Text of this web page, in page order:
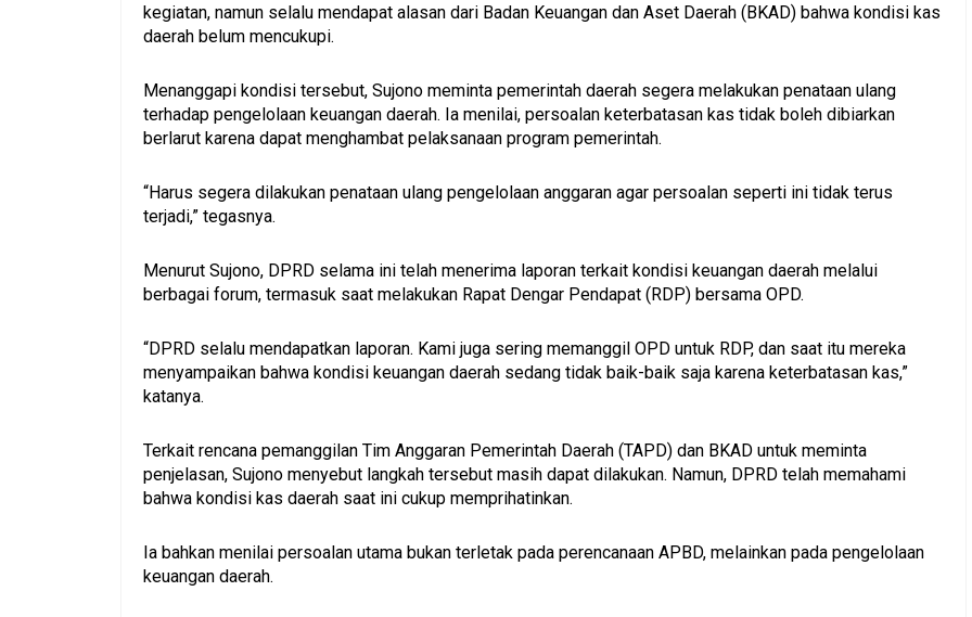
kegiatan, namun selalu mendapat alasan dari Badan Keuangan dan Aset Daerah (BKAD) bahwa kondisi kas
daerah belum mencukupi.
Menanggapi kondisi tersebut, Sujono meminta pemerintah daerah segera melakukan penataan ulang
terhadap pengelolaan keuangan daerah. Ia menilai, persoalan keterbatasan kas tidak boleh dibiarkan
berlarut karena dapat menghambat pelaksanaan program pemerintah.
“Harus segera dilakukan penataan ulang pengelolaan anggaran agar persoalan seperti ini tidak terus
terjadi,” tegasnya.
Menurut Sujono, DPRD selama ini telah menerima laporan terkait kondisi keuangan daerah melalui
berbagai forum, termasuk saat melakukan Rapat Dengar Pendapat (RDP) bersama OPD.
“DPRD selalu mendapatkan laporan. Kami juga sering memanggil OPD untuk RDP, dan saat itu mereka
menyampaikan bahwa kondisi keuangan daerah sedang tidak baik-baik saja karena keterbatasan kas,”
katanya.
Terkait rencana pemanggilan Tim Anggaran Pemerintah Daerah (TAPD) dan BKAD untuk meminta
penjelasan, Sujono menyebut langkah tersebut masih dapat dilakukan. Namun, DPRD telah memahami
bahwa kondisi kas daerah saat ini cukup memprihatinkan.
Ia bahkan menilai persoalan utama bukan terletak pada perencanaan APBD, melainkan pada pengelolaan
keuangan daerah.